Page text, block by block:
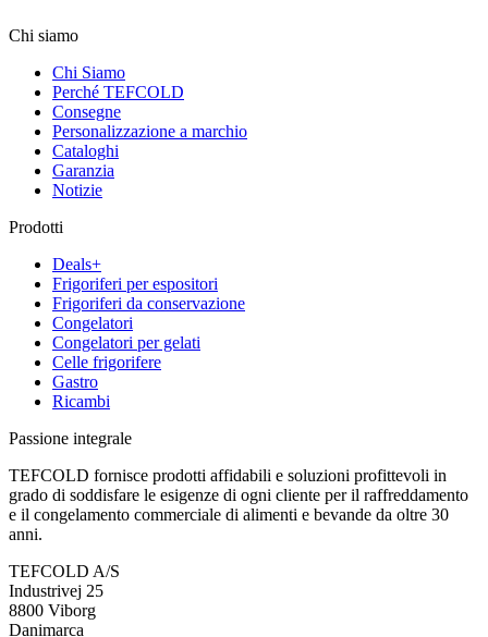
Chi siamo
Chi Siamo
Perché TEFCOLD
Consegne
Personalizzazione a marchio
Cataloghi
Garanzia
Notizie
Prodotti
Deals+
Frigoriferi per espositori
Frigoriferi da conservazione
Congelatori
Congelatori per gelati
Celle frigorifere
Gastro
Ricambi
Passione integrale
TEFCOLD fornisce prodotti affidabili e soluzioni profittevoli in
grado di soddisfare le esigenze di ogni cliente per il raffreddamento
e il congelamento commerciale di alimenti e bevande da oltre 30
anni.
TEFCOLD A/S
Industrivej 25
8800 Viborg
Danimarca